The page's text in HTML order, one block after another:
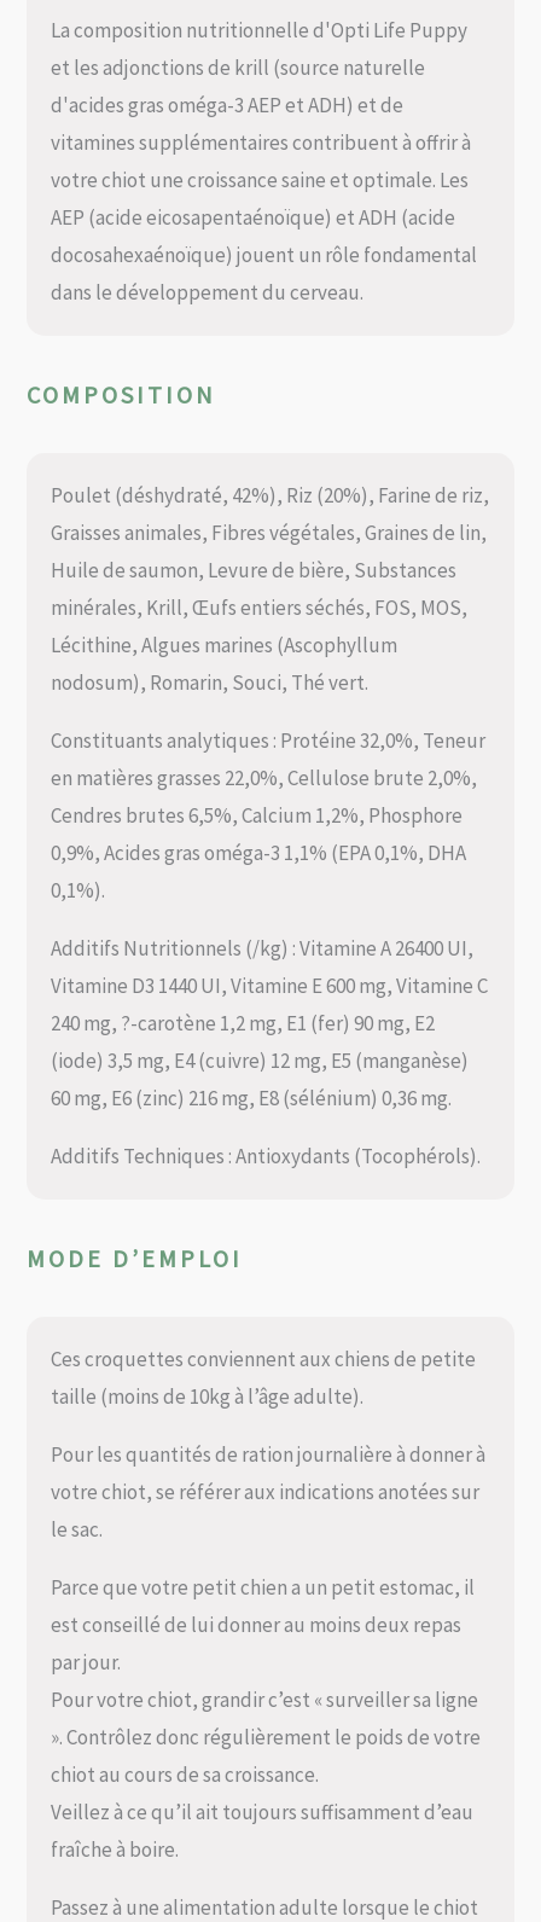
La composition nutritionnelle d'Opti Life Puppy
et les adjonctions de krill (source naturelle
d'acides gras oméga-3 AEP et ADH) et de
vitamines supplémentaires contribuent à offrir à
votre chiot une croissance saine et optimale. Les
AEP (acide eicosapentaénoïque) et ADH (acide
docosahexaénoïque) jouent un rôle fondamental
dans le développement du cerveau.
COMPOSITION
Poulet (déshydraté, 42%), Riz (20%), Farine de riz,
Graisses animales, Fibres végétales, Graines de lin,
Huile de saumon, Levure de bière, Substances
minérales, Krill, Œufs entiers séchés, FOS, MOS,
Lécithine, Algues marines (Ascophyllum
nodosum), Romarin, Souci, Thé vert.
Constituants analytiques : Protéine 32,0%, Teneur
en matières grasses 22,0%, Cellulose brute 2,0%,
Cendres brutes 6,5%, Calcium 1,2%, Phosphore
0,9%, Acides gras oméga-3 1,1% (EPA 0,1%, DHA
0,1%).
Additifs Nutritionnels (/kg) : Vitamine A 26400 UI,
Vitamine D3 1440 UI, Vitamine E 600 mg, Vitamine C
240 mg, ?-carotène 1,2 mg, E1 (fer) 90 mg, E2
(iode) 3,5 mg, E4 (cuivre) 12 mg, E5 (manganèse)
60 mg, E6 (zinc) 216 mg, E8 (sélénium) 0,36 mg.
Additifs Techniques : Antioxydants (Tocophérols).
MODE D’EMPLOI
Ces croquettes conviennent aux chiens de petite
taille (moins de 10kg à l’âge adulte).
Pour les quantités de ration journalière à donner à
votre chiot, se référer aux indications anotées sur
le sac.
Parce que votre petit chien a un petit estomac, il
est conseillé de lui donner au moins deux repas
par jour.
Pour votre chiot, grandir c’est « surveiller sa ligne
». Contrôlez donc régulièrement le poids de votre
chiot au cours de sa croissance.
Veillez à ce qu’il ait toujours suffisamment d’eau
fraîche à boire.
Passez à une alimentation adulte lorsque le chiot